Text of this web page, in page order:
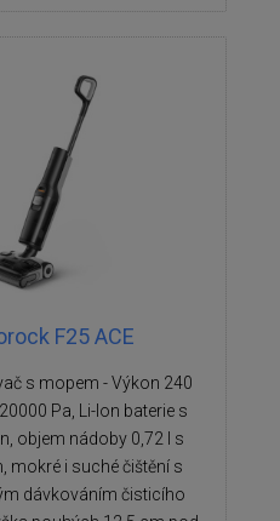
F25 ACE
s mopem - Výkon 240
Pa, Li-Ion baterie s
objem nádoby 0,72 l s
mokré i suché čištění s
dávkováním čisticího